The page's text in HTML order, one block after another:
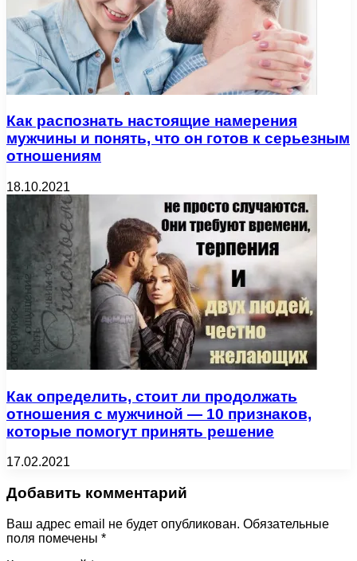
Как распознать настоящие намерения
мужчины и понять, что он готов к серьезным
отношениям
18.10.2021
Как определить, стоит ли продолжать
отношения с мужчиной — 10 признаков,
которые помогут принять решение
17.02.2021
Добавить комментарий
Ваш адрес email не будет опубликован. Обязательные
поля помечены *